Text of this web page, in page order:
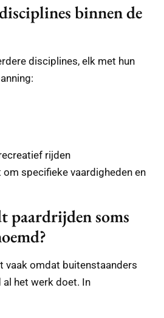
binnen de
disciplines, elk met hun
rijden
specifieke vaardigheden en
paardrijden soms
vaak omdat buitenstaanders
het werk doet. In